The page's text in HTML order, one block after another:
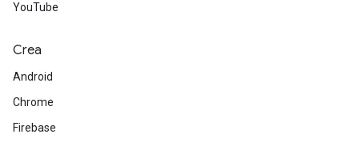
YouTube
Crea
Android
Chrome
Firebase